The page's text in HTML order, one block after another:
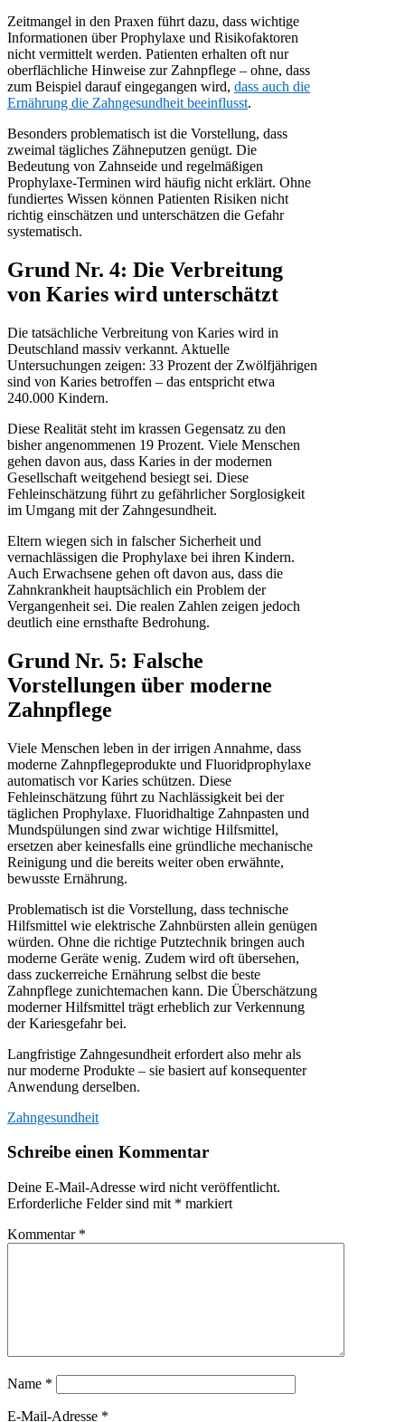
Zeitmangel in den Praxen führt dazu, dass wichtige
Informationen über Prophylaxe und Risikofaktoren
nicht vermittelt werden. Patienten erhalten oft nur
oberflächliche Hinweise zur Zahnpflege – ohne, dass
zum Beispiel darauf eingegangen wird, dass auch die
Ernährung die Zahngesundheit beeinflusst.
Besonders problematisch ist die Vorstellung, dass
zweimal tägliches Zähneputzen genügt. Die
Bedeutung von Zahnseide und regelmäßigen
Prophylaxe-Terminen wird häufig nicht erklärt. Ohne
fundiertes Wissen können Patienten Risiken nicht
richtig einschätzen und unterschätzen die Gefahr
systematisch.
Grund Nr. 4: Die Verbreitung
von Karies wird unterschätzt
Die tatsächliche Verbreitung von Karies wird in
Deutschland massiv verkannt. Aktuelle
Untersuchungen zeigen: 33 Prozent der Zwölfjährigen
sind von Karies betroffen – das entspricht etwa
240.000 Kindern.
Diese Realität steht im krassen Gegensatz zu den
bisher angenommenen 19 Prozent. Viele Menschen
gehen davon aus, dass Karies in der modernen
Gesellschaft weitgehend besiegt sei. Diese
Fehleinschätzung führt zu gefährlicher Sorglosigkeit
im Umgang mit der Zahngesundheit.
Eltern wiegen sich in falscher Sicherheit und
vernachlässigen die Prophylaxe bei ihren Kindern.
Auch Erwachsene gehen oft davon aus, dass die
Zahnkrankheit hauptsächlich ein Problem der
Vergangenheit sei. Die realen Zahlen zeigen jedoch
deutlich eine ernsthafte Bedrohung.
Grund Nr. 5: Falsche
Vorstellungen über moderne
Zahnpflege
Viele Menschen leben in der irrigen Annahme, dass
moderne Zahnpflegeprodukte und Fluoridprophylaxe
automatisch vor Karies schützen. Diese
Fehleinschätzung führt zu Nachlässigkeit bei der
täglichen Prophylaxe. Fluoridhaltige Zahnpasten und
Mundspülungen sind zwar wichtige Hilfsmittel,
ersetzen aber keinesfalls eine gründliche mechanische
Reinigung und die bereits weiter oben erwähnte,
bewusste Ernährung.
Problematisch ist die Vorstellung, dass technische
Hilfsmittel wie elektrische Zahnbürsten allein genügen
würden. Ohne die richtige Putztechnik bringen auch
moderne Geräte wenig. Zudem wird oft übersehen,
dass zuckerreiche Ernährung selbst die beste
Zahnpflege zunichtemachen kann. Die Überschätzung
moderner Hilfsmittel trägt erheblich zur Verkennung
der Kariesgefahr bei.
Langfristige Zahngesundheit erfordert also mehr als
nur moderne Produkte – sie basiert auf konsequenter
Anwendung derselben.
Zahngesundheit
Schreibe einen Kommentar
Deine E-Mail-Adresse wird nicht veröffentlicht.
Erforderliche Felder sind mit * markiert
Kommentar *
Name *
E-Mail-Adresse *